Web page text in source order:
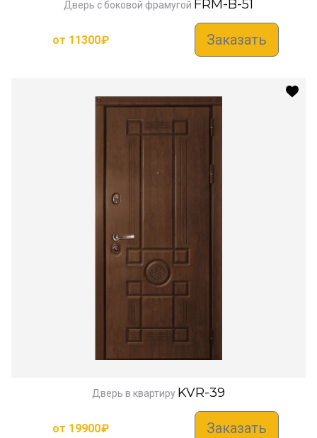
Дверь с боковой фрамугой FRM-B-51
от 11300₽ Заказать
Дверь в квартиру KVR-39
от 19900₽ Заказать